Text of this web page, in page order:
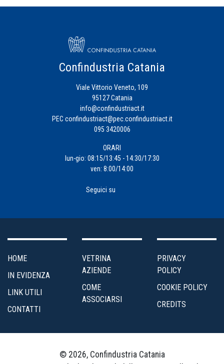
Confindustria Catania
Viale Vittorio Veneto, 109
95127 Catania
info@confindustriact.it
PEC confindustriact@pec.confindustriact.it
095 3420006
ORARI
lun-gio: 08:15/13:45 - 14:30/17:30
ven: 8:00/14:00
Seguici su
HOME
IN EVIDENZA
LINK UTILI
CONTATTI
VETRINA
AZIENDE
COME
ASSOCIARSI
PRIVACY
POLICY
COOKIE POLICY
CREDITS
© 2026, Confindustria Catania